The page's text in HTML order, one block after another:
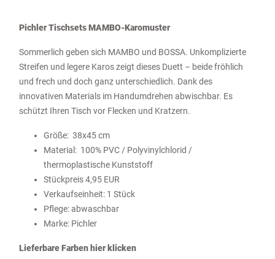
Pichler Tischsets MAMBO-Karomuster
Sommerlich geben sich MAMBO und BOSSA. Unkomplizierte
Streifen und legere Karos zeigt dieses Duett – beide fröhlich
und frech und doch ganz unterschiedlich. Dank des
innovativen Materials im Handumdrehen abwischbar. Es
schützt Ihren Tisch vor Flecken und Kratzern.
Größe: 38x45 cm
Material: 100% PVC / Polyvinylchlorid /
thermoplastische Kunststoff
Stückpreis 4,95 EUR
Verkaufseinheit: 1 Stück
Pflege: abwaschbar
Marke: Pichler
Lieferbare Farben hier klicken